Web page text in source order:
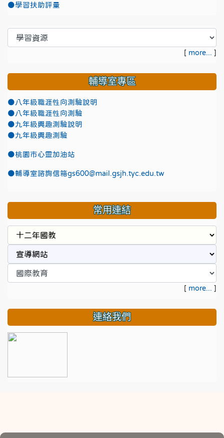
●學習扶助評量
[ more... ]
輔導室專區
●八年級職涯性向測驗說明
●八年級職涯性向測驗
●九年級興趣測驗說明
●九年級興趣測驗
●桃園市心靈加油站
●輔導室諮詢信箱gs600@mail.gsjh.tyc.edu.tw
常用連結
[ more... ]
連絡我們